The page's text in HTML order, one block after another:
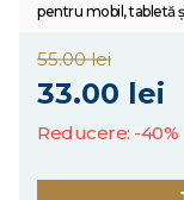
pentru mobil, tabletă
55.00 lei
33.00 lei
Reducere: -40%